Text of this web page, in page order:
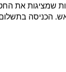
שמציגות את
הכניסה